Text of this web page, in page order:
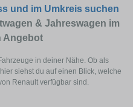
und im Umkreis suchen
& Jahreswagen im
Angebot
in deiner Nähe. Ob als
siehst du auf einen Blick, welche
Renault verfügbar sind.